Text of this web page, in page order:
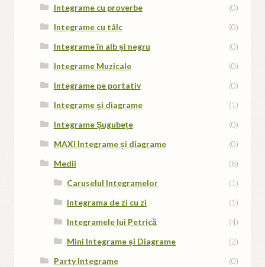
Integrame cu proverbe
(0)
Integrame cu tâlc
(0)
Integrame în alb și negru
(0)
Integrame Muzicale
(0)
Integrame pe portativ
(0)
Integrame și diagrame
(1)
Integrame Șugubețe
(0)
MAXI Integrame și diagrame
(0)
Medii
(8)
Caruselul Integramelor
(1)
Integrama de zi cu zi
(1)
Integramele lui Petrică
(4)
Mini Integrame și Diagrame
(2)
Party Integrame
(0)